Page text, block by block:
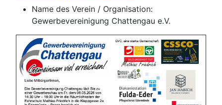
Name des Verein / Organisation:
Gewerbevereinigung Chattengau e.V.